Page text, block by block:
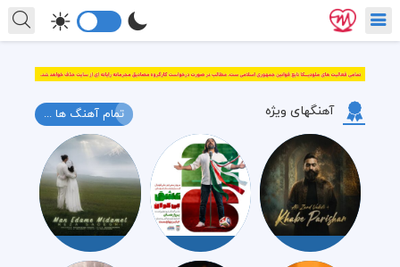
آهنگهای ویژه تمام آهنگ ها ...